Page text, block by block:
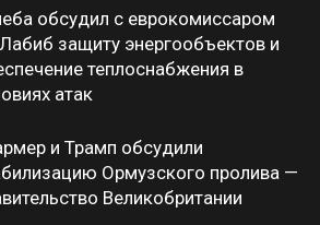
обсудил с еврокомиссаром
защиту энергообъектов и
теплоснабжения в
атак
и Трамп обсудили
Ормузского пролива —
Великобритании